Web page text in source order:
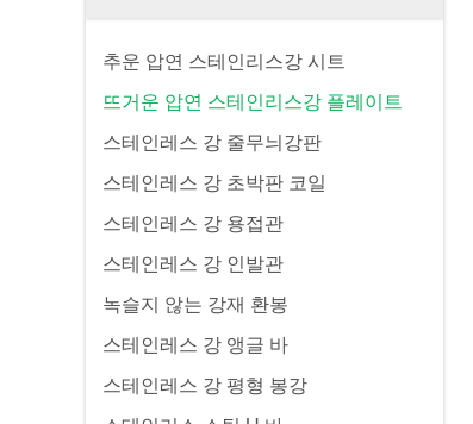
추운 압연 스테인리스강 시트
뜨거운 압연 스테인리스강 플레이트
스테인레스 강 줄무늬강판
스테인레스 강 초박판 코일
스테인레스 강 용접관
스테인레스 강 인발관
녹슬지 않는 강재 환봉
스테인레스 강 앵글 바
스테인레스 강 평형 봉강